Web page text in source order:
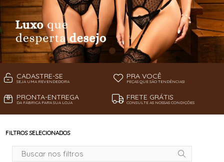
CADASTRE-SE
SEJA UMA REVENDEDORA
PRA VOCÊ
PEÇAS QUE SÃO TENDÊNCIAS!
PRONTA-ENTREGA
DA FÁBRICA PARA SUA LOJA
FRETE GRÁTIS
CONSULTE AS NOSSAS CONDIÇÕES
FILTROS SELECIONADOS